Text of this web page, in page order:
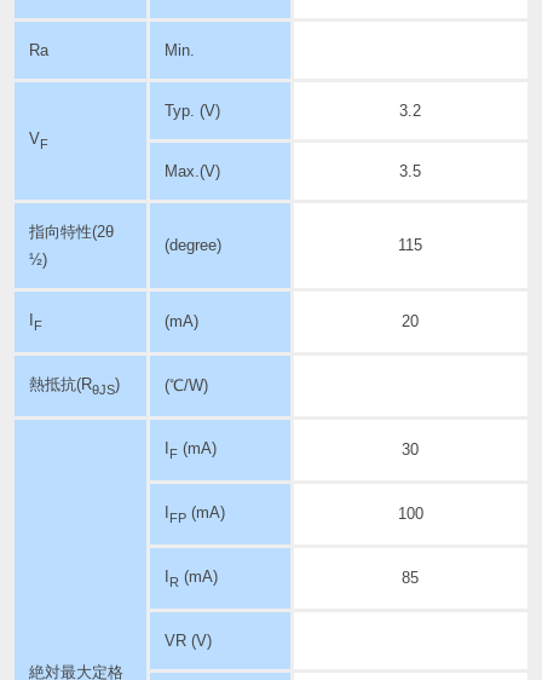
Ra Min.
VF
Typ. (V) 3.2
Max.(V) 3.5
指向特性(2θ
½)
(degree) 115
F (mA) 20
熱抵抗(RθJS) (℃/W)
絶対最大定格
F(mA) 30
FP(mA) 100
R (mA) 85
VR (V)